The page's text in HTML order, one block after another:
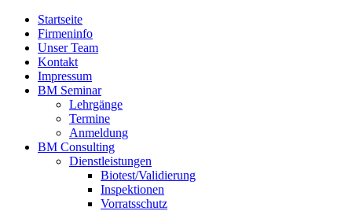
Startseite
Firmeninfo
Unser Team
Kontakt
Impressum
BM Seminar
Lehrgänge
Termine
Anmeldung
BM Consulting
Dienstleistungen
Biotest/Validierung
Inspektionen
Vorratsschutz